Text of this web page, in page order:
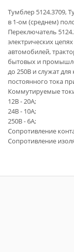
Тумблер 5124.3709,
в 1-ом (среднем)
Переключатель
электрических
автомобилей,
бытовых и
до 250В и служат
постоянного тока
Коммутируемые
12В - 20А;
24В - 10А;
250В - 6А;
Сопротивление
Сопротивление